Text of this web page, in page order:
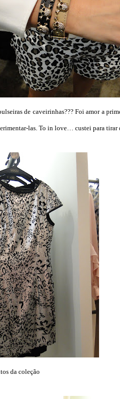
de caveirinhas??? Foi amor a
las. To in love… custei para tirar
da coleção